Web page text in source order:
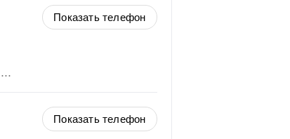
Показать телефон
Показать телефон